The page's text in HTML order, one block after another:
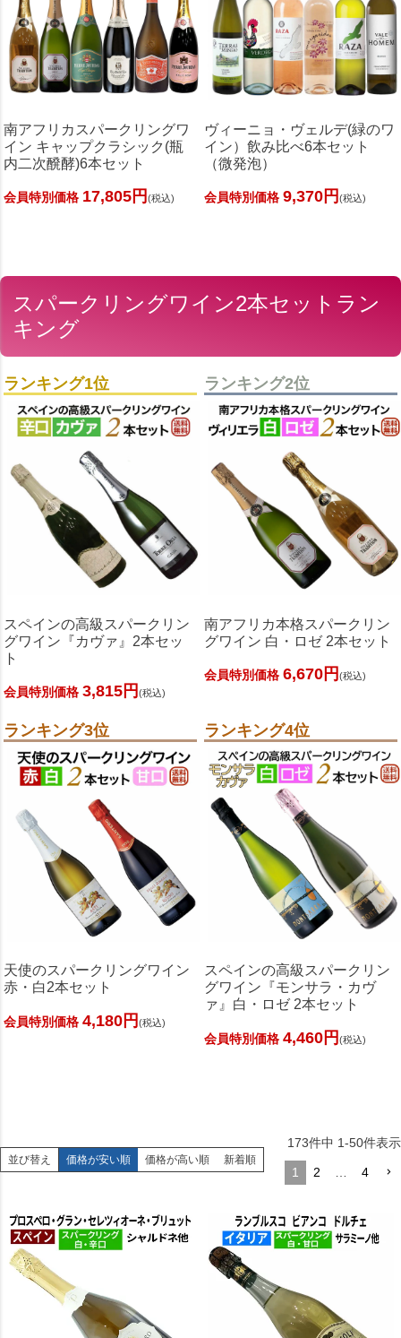
南アフリカスパークリングワ
イン キャップクラシック(瓶
内二次醗酵)6本セット
会員特別価格 17,805円 (税込)
ヴィーニョ・ヴェルデ(緑のワ
イン）飲み比べ6本セット
（微発泡）
会員特別価格 9,370円 (税込)
スパークリングワイン2本セットラン
キング
ランキング1位
スペインの高級スパークリン
グワイン『カヴァ』2本セッ
ト
会員特別価格 3,815円 (税込)
ランキング2位
南アフリカ本格スパークリン
グワイン 白・ロゼ 2本セット
会員特別価格 6,670円 (税込)
ランキング3位
天使のスパークリングワイン
赤・白2本セット
会員特別価格 4,180円 (税込)
ランキング4位
スペインの高級スパークリン
グワイン『モンサラ・カヴ
ァ』白・ロゼ 2本セット
会員特別価格 4,460円 (税込)
並び替え 価格が安い順 価格が高い順 新着順
173件中 1-50件表示
1 2 4